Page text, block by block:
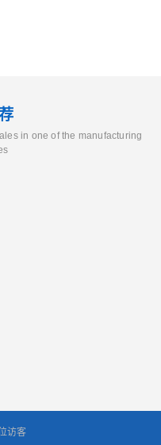
in one of the manufacturing
访客